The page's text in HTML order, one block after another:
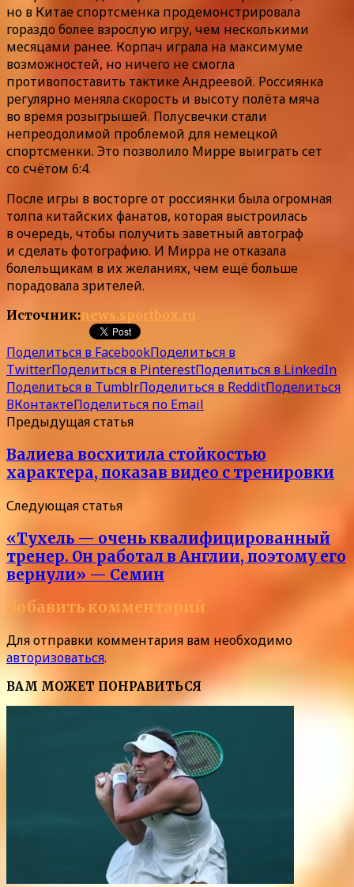
но в Китае спортсменка продемонстрировала
гораздо более взрослую игру, чем несколькими
месяцами ранее. Корпач играла на максимуме
возможностей, но ничего не смогла
противопоставить тактике Андреевой. Россиянка
регулярно меняла скорость и высоту полёта мяча
во время розыгрышей. Полусвечки стали
непреодолимой проблемой для немецкой
спортсменки. Это позволило Мирре выиграть сет
со счётом 6:4.
После игры в восторге от россиянки была огромная
толпа китайских фанатов, которая выстроилась
в очередь, чтобы получить заветный автограф
и сделать фотографию. И Мирра не отказала
болельщикам в их желаниях, чем ещё больше
порадовала зрителей.
Источник:news.sportbox.ru
Поделиться в FacebookПоделиться в
TwitterПоделиться в PinterestПоделиться в LinkedIn
Поделиться в TumblrПоделиться в RedditПоделиться
ВКонтактеПоделиться по Email
Предыдущая статья
Валиева восхитила стойкостью
характера, показав видео с тренировки
Следующая статья
«Тухель — очень квалифицированный
тренер. Он работал в Англии, поэтому его
вернули» — Семин
Добавить комментарий
Для отправки комментария вам необходимо
авторизоваться.
ВАМ МОЖЕТ ПОНРАВИТЬСЯ